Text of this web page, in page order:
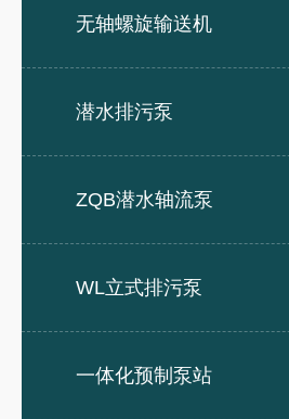
无轴螺旋输送机
潜水排污泵
ZQB潜水轴流泵
WL立式排污泵
一体化预制泵站